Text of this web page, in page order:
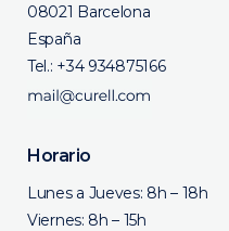
08021 Barcelona
España
Tel.: +34 934875166
Horario
Lunes a Jueves: 8h – 18h
Viernes: 8h – 15h